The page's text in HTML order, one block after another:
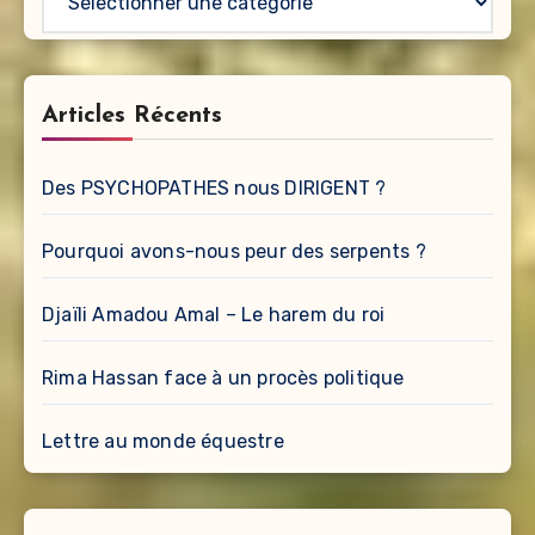
Articles Récents
Des PSYCHOPATHES nous DIRIGENT ?
Pourquoi avons-nous peur des serpents ?
Djaïli Amadou Amal – Le harem du roi
Rima Hassan face à un procès politique
Lettre au monde équestre